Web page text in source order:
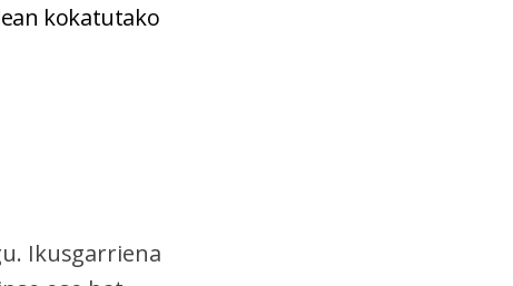
kokatutako
Ikusgarriena